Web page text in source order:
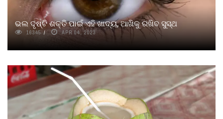
ଭଲ ଦୃଷ୍ଟି ଶକ୍ତି ପାଇଁ ଏହି ଖାଦ୍ୟ, ଆଖିକୁ ରଖିବ ସୁସ୍ଥ
16345 APR 04, 2023